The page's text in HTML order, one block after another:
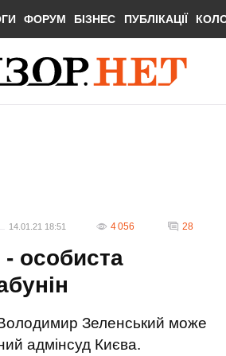
ФОРУМ БІЗНЕС ПУБЛІКАЦІЇ
14.01.21 18:51 4 056 28
особиста
Зеленський може
адмінсуд Києва.